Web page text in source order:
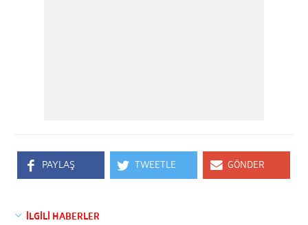
PAYLAŞ TWEETLE GÖNDER
İLGİLİ HABERLER